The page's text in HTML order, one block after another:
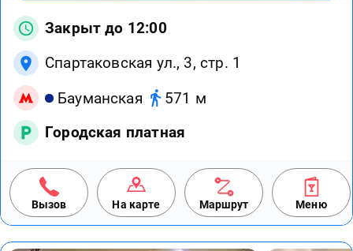
Закрыт до 12:00
Спартаковская ул., 3, стр. 1
Бауманская
571 м
Городская платная
Вызов На карте Маршрут Меню